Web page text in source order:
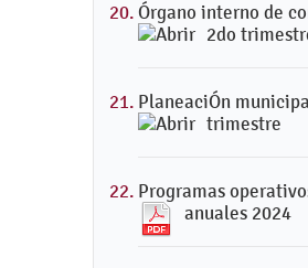
Órgano interno de
2do
PlaneaciÓn
trimestre
Programas
anuales 2024